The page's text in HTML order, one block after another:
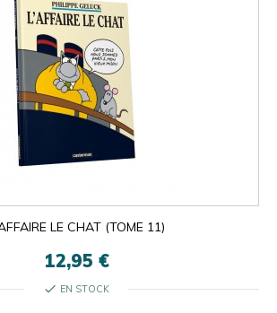
LE CHAT (TOME 11)
12,95 €
check EN STOCK